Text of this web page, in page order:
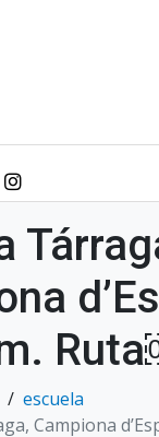
escuela
Campiona